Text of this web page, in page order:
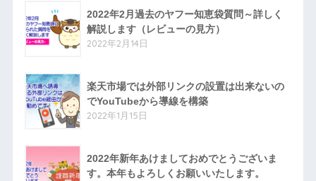
2022年2月過去のヤフー知恵袋質問～詳しく
解説します（レビューの見方）
2022年2月14日
楽天市場では外部リンクの設置は出来ないの
でYouTubeから導線を構築
2022年1月15日
2022年新年あけましておめでとうございま
す。本年もよろしくお願いいたします。